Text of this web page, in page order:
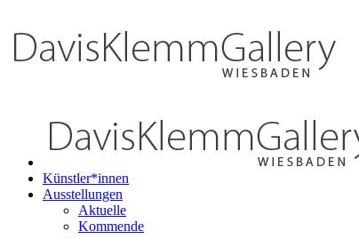
Künstler*innen
Ausstellungen
Aktuelle
Kommende